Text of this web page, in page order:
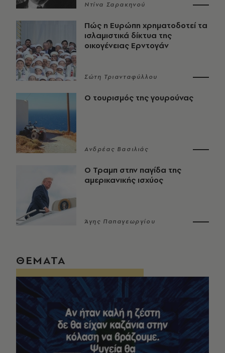
Ντίνα Σαρακηνού
Πώς η Ευρώπη χρηματοδοτεί τα
ισλαμιστικά δίκτυα της
οικογένειας Ερντογάν
Σώτη Τριανταφύλλου
Ο τουρισμός της γουρούνας
Ανδρέας Βασιλιάς
Ο Τραμπ στην παγίδα της
αμερικανικής ισχύος
Άγης Παπαγεωργίου
ΘΕΜΑΤΑ